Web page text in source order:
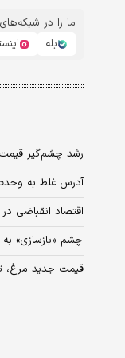
ما را در
بله
رشد چشم‌گیر
آدرس غلط به
اقتصاد انقباضی در
چشم‌ «بازسازی»
قیمت جدید مرغ،